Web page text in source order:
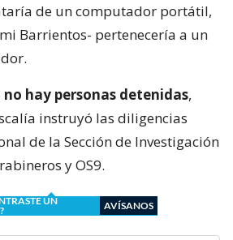
de un computador portátil,
Barrientos- pertenecería a un
no hay personas detenidas,
instruyó las diligencias
de la Sección de Investigación
y OS9.
UN
AVÍSANOS